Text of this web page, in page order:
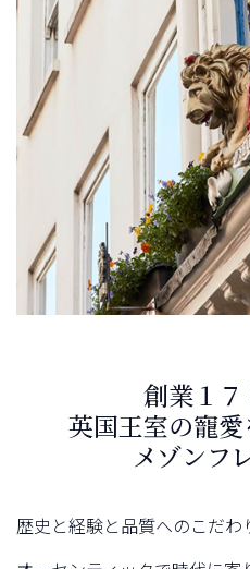
創業１７
英国王室の寵
メゾンフ
歴史と経験と品質へのこだわ